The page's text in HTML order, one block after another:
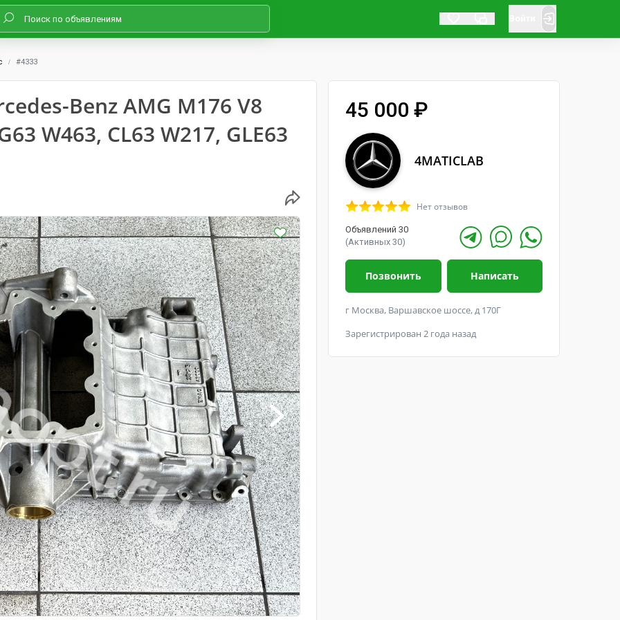
#4333
Benz AMG M176 V8
W463, CL63 W217, GLE63
45 000 ₽
4MATICLAB
Нет отзывов
Объявлений 30
(Активных 30)
Позвонить Написать
г Москва, Варшавское шоссе, д 170Г
Зарегистрирован 2 года назад